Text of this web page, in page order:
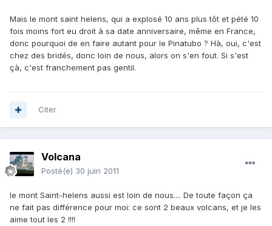
Mais le mont saint helens, qui a explosé 10 ans plus tôt et pété 10
fois moins fort eu droit à sa date anniversaire, même en France,
donc pourquoi de en faire autant pour le Pinatubo ? Hà, oui, c'est
chez des bridés, donc loin de nous, alors on s'en fout. Si s'est
çà, c'est franchement pas gentil.
Citer
Volcana
Posté(e) 30 juin 2011
le mont Saint-helens aussi est loin de nous.... De toute façon ça
ne fait pas différence pour moi: ce sont 2 beaux volcans, et je les
aime tout les 2 !!!!